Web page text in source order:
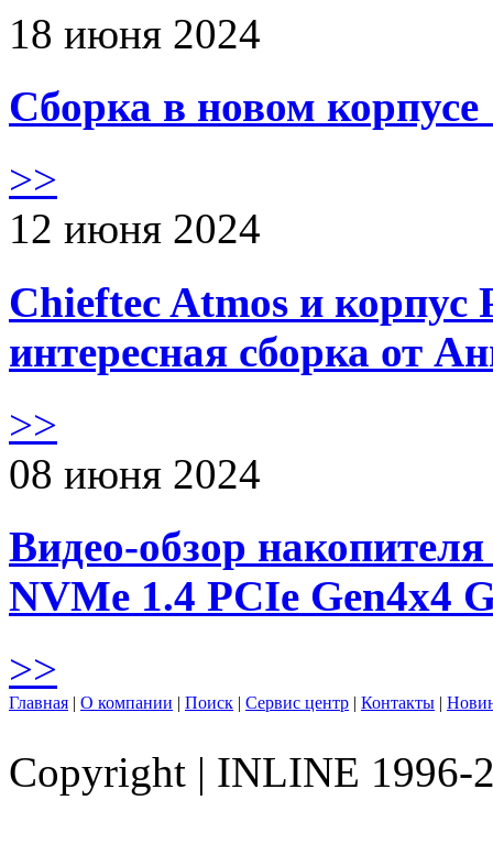
18 июня 2024
Сборка в новом
>>
12 июня 2024
Chieftec Atmos и корпус
интересная сборка от
>>
08 июня 2024
Видео-обзор
NVMe 1.4 PCIe Gen4х4
>>
Главная | О компании | Поиск | Сервис центр | Контакты |
Copyright | INLINE 1996-